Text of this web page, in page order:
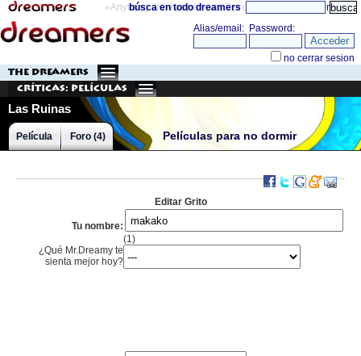
«Anything can happen and it probably will» directorio
búsca en todo dreamers
THE DREAMERS
Críticas: Películas
Las Ruinas
Películas para no dormir
Película Foro (4)
Editar Grito
Tu nombre:
(1)
¿Qué Mr.Dreamy te
sienta mejor hoy?